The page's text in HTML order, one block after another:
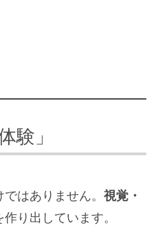
験」
はありません。 視覚・
り出しています。